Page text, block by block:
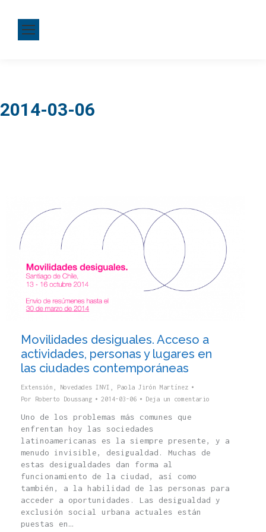
2014-03-06
Movilidades desiguales. Acceso a
actividades, personas y lugares en
las ciudades contemporáneas
Extensión Novedades INVI
Paola Jirón Martínez
Por
Roberto Doussang 2014-03-06 Deja un comentario
Uno de los problemas más comunes que
enfrentan hoy las sociedades
latinoamericanas es la siempre presente, y a
menudo invisible, desigualdad. Muchas de
estas desigualdades dan forma al
funcionamiento de la ciudad, así como
también, a la habilidad de las personas para
acceder a oportunidades. Las desigualdad y
exclusión social urbana actuales están
puestas en…